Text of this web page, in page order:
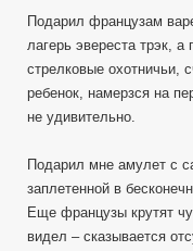
Подарил французам
лагерь эвереста трэк,
стрелковые охотничьи,
ребенок, намерзся на
не удивительно.
Подарил мне амулет с
заплетенной в
Еще французы крутят
видел – сказывается